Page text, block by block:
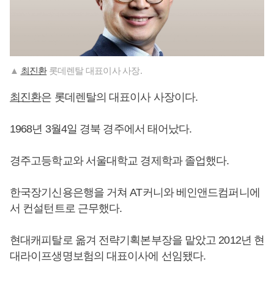
▲ 최진환롯데렌탈 대표이사 사장.
최진환은 롯데렌탈의 대표이사 사장이다.
1968년 3월4일 경북 경주에서 태어났다.
경주고등학교와 서울대학교 경제학과 졸업했다.
한국장기신용은행을 거쳐 AT커니와 베인앤드컴퍼니에
서 컨설턴트로 근무했다.
현대캐피탈로 옮겨 전략기획본부장을 맡았고 2012년 현
대라이프생명보험의 대표이사에 선임됐다.